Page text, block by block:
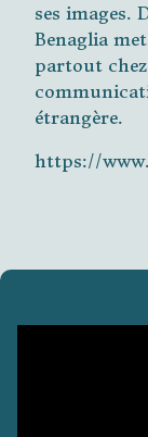
ses images.
Benaglia
partout chez
étrangère.
https://